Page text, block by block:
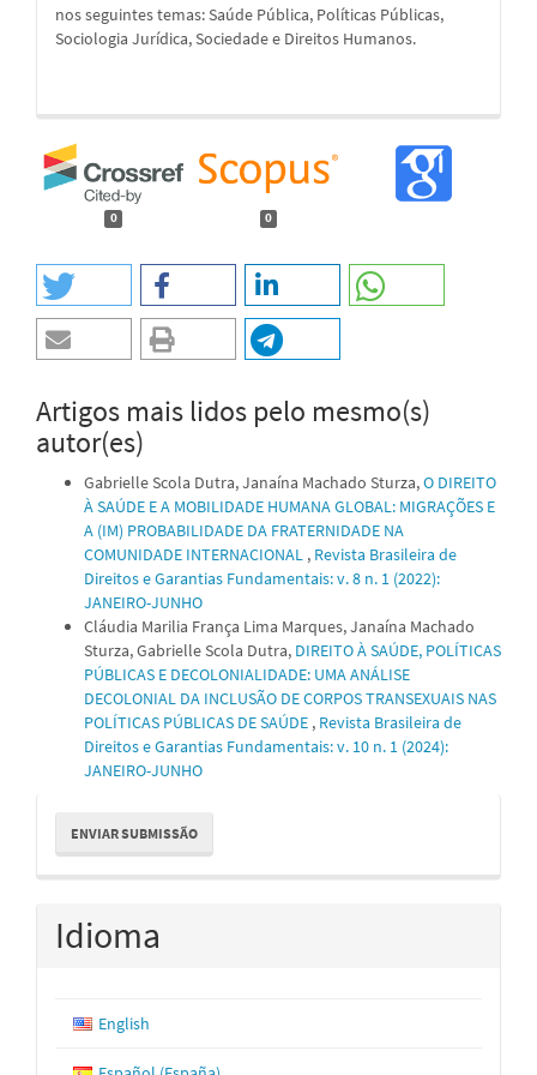
nos seguintes temas: Saúde Pública, Políticas Públicas,
Sociologia Jurídica, Sociedade e Direitos Humanos.
0 0
Artigos mais lidos pelo mesmo(s)
autor(es)
Gabrielle Scola Dutra, Janaína Machado Sturza,O DIREITO
À SAÚDE E A MOBILIDADE HUMANA GLOBAL: MIGRAÇÕES E
A (IM) PROBABILIDADE DA FRATERNIDADE NA
COMUNIDADE INTERNACIONAL , Revista Brasileira de
Direitos e Garantias Fundamentais: v. 8 n. 1 (2022):
JANEIRO-JUNHO
Cláudia Marilia França Lima Marques, Janaína Machado
Sturza, Gabrielle Scola Dutra, DIREITO À SAÚDE, POLÍTICAS
PÚBLICAS E DECOLONIALIDADE: UMA ANÁLISE
DECOLONIAL DA INCLUSÃO DE CORPOS TRANSEXUAIS NAS
POLÍTICAS PÚBLICAS DE SAÚDE , Revista Brasileira de
Direitos e Garantias Fundamentais: v. 10 n. 1 (2024):
JANEIRO-JUNHO
Enviar
Submissão
ENVIAR SUBMISSÃO
Idioma
English